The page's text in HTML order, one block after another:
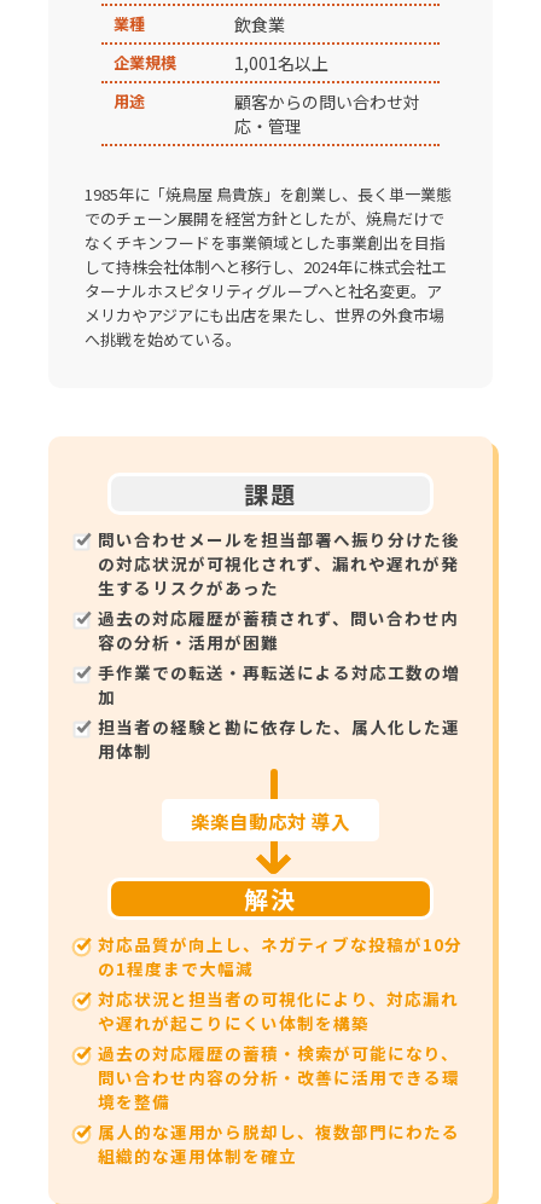
業種 飲食業
企業規模 1,001名以上
用途
顧客からの問い合わせ対
応・管理
1985年に「焼鳥屋 鳥貴族」を創業し、長く単一業態
でのチェーン展開を経営方針としたが、焼鳥だけで
なくチキンフードを事業領域とした事業創出を目指
して持株会社体制へと移行し、2024年に株式会社エ
ターナルホスピタリティグループへと社名変更。ア
メリカやアジアにも出店を果たし、世界の外食市場
へ挑戦を始めている。
課題
問い合わせメールを担当部署へ振り分けた後
の対応状況が可視化されず、漏れや遅れが発
生するリスクがあった
過去の対応履歴が蓄積されず、問い合わせ内
容の分析・活用が困難
手作業での転送・再転送による対応工数の増
加
担当者の経験と勘に依存した、属人化した運
用体制
楽楽自動応対 導入
解決
対応品質が向上し、ネガティブな投稿が10分
の1程度まで大幅減
対応状況と担当者の可視化により、対応漏れ
や遅れが起こりにくい体制を構築
過去の対応履歴の蓄積・検索が可能になり、
問い合わせ内容の分析・改善に活用できる環
境を整備
属人的な運用から脱却し、複数部門にわたる
組織的な運用体制を確立